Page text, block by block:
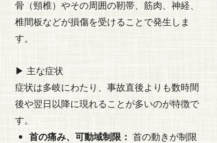
骨（頸椎）やその周囲の靭帯、筋肉、神経、
椎間板などが損傷を受けることで発生しま
す。
▶ 主な症状
症状は多岐にわたり、事故直後よりも数時間
後や翌日以降に現れることが多いのが特徴で
す。
首の痛み、可動域制限： 首の動きが制限